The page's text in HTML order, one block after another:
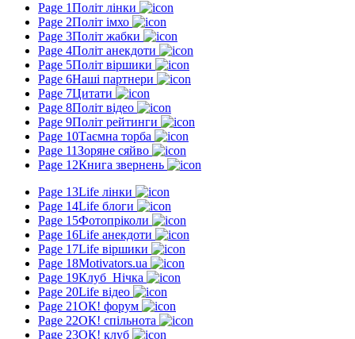
Page 1Політ лінки
Page 2Політ імхо
Page 3Політ жабки
Page 4Політ анекдоти
Page 5Політ віршики
Page 6Наші партнери
Page 7Цитати
Page 8Політ відео
Page 9Політ рейтинги
Page 10Таємна торба
Page 11Зоряне сяйво
Page 12Книга звернень
Page 13Life лінки
Page 14Life блоги
Page 15Фотопріколи
Page 16Life анекдоти
Page 17Life віршики
Page 18Motivators.ua
Page 19Клуб_Нічка
Page 20Life відео
Page 21ОК! форум
Page 22ОК! спільнота
Page 23ОК! клуб